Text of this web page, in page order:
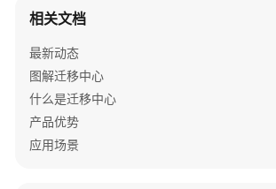
实
践
Amazon
批
量
迁
相关文档
最新动态
图解迁移中心
什么是迁移中心
产品优势
应用场景